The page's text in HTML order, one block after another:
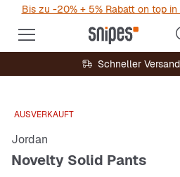
Bis zu -20% + 5% Rabatt on top
Schneller
AUSVERKAUFT
Jordan
Novelty Solid Pants